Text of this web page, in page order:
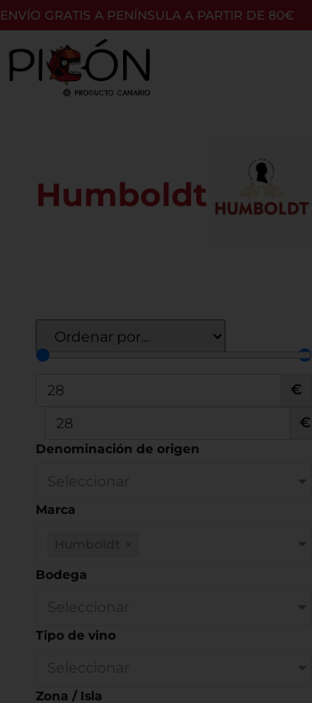
ENVÍO GRATIS A PENÍNSULA A PARTIR DE 80€
Humboldt
€
€
Denominación de origen
Seleccionar
Marca
Bodega
Seleccionar
Tipo de vino
Seleccionar
Zona / Isla